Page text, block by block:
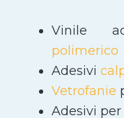
Vinile
polimerico
Adesivi
Vetrofanie
Adesivi